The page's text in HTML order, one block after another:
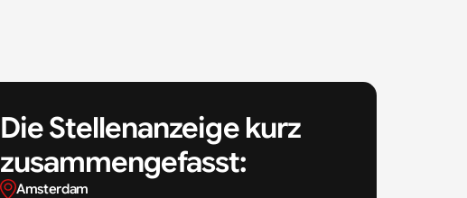
Die Stellenanzeige kurz
zusammengefasst:
Amsterdam